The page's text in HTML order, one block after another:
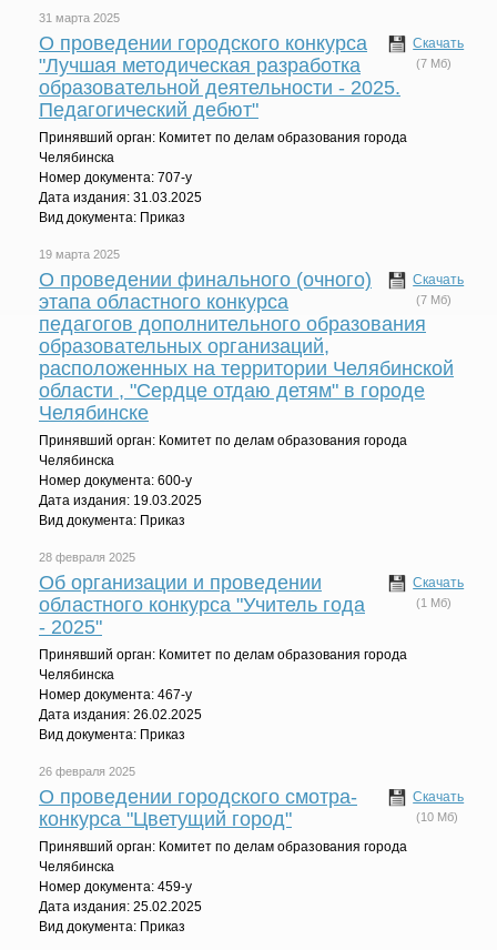
31 марта 2025
Скачать
(7 Мб)
О проведении городского конкурса
"Лучшая методическая разработка
образовательной деятельности - 2025.
Педагогический дебют"
Принявший орган: Комитет по делам образования города
Челябинска
Номер документа: 707-у
Дата издания: 31.03.2025
Вид документа: Приказ
19 марта 2025
Скачать
(7 Мб)
О проведении финального (очного)
этапа областного конкурса
педагогов дополнительного образования
образовательных организаций,
расположенных на территории Челябинской
области , "Сердце отдаю детям" в городе
Челябинске
Принявший орган: Комитет по делам образования города
Челябинска
Номер документа: 600-у
Дата издания: 19.03.2025
Вид документа: Приказ
28 февраля 2025
Скачать
(1 Мб)
Об организации и проведении
областного конкурса "Учитель года
- 2025"
Принявший орган: Комитет по делам образования города
Челябинска
Номер документа: 467-у
Дата издания: 26.02.2025
Вид документа: Приказ
26 февраля 2025
Скачать
(10 Мб)
О проведении городского смотра-
конкурса "Цветущий город"
Принявший орган: Комитет по делам образования города
Челябинска
Номер документа: 459-у
Дата издания: 25.02.2025
Вид документа: Приказ